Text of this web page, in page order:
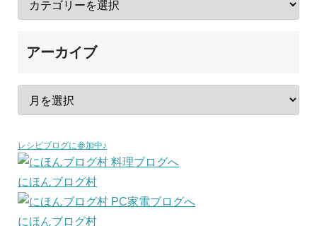
アーカイブ
レシピブログに参加中♪
にほんブログ村
にほんブログ村